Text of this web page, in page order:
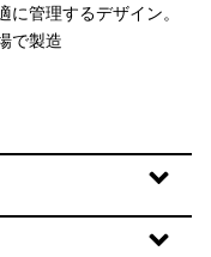
管理するデザイン。
で製造